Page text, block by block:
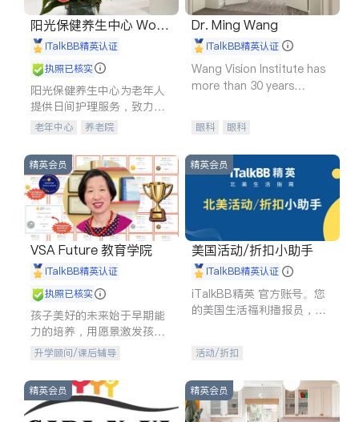
阳光保健养生中心 World
shine
iTalkBB精英认证
执照已核实
阳光保健养生中心为老年人
提供日间护理服务，致力于
通过持续的护理创新来有效
老年中心 养老院
Dr. Ming Wang
iTalkBB精英认证
Wang Vision Institute has
more than 30 years
眼科 眼科
精英会员
VSA Future 教育学院
iTalkBB精英认证
执照已核实
孩子美好的未来始于早期能
力的培养，用愿景激发孩子
的学习潜力和动力。理念：
石。
升学顾问/课后辅导
精英会员
美国活动/折扣小助手
iTalkBB精英认证
iTalkBB精英 官方账号。您
的美国生活福利播报员，精
专属福利。
活动/折扣
精英会员 精英会员